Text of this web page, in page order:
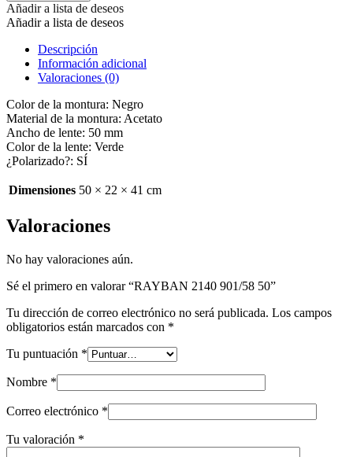
Añadir a lista de deseos
Añadir a lista de deseos
Descripción
Información adicional
Valoraciones (0)
Color de la montura: Negro
Material de la montura: Acetato
Ancho de lente: 50 mm
Color de la lente: Verde
¿Polarizado?: SÍ
Dimensiones 50 × 22 × 41 cm
Valoraciones
No hay valoraciones aún.
Sé el primero en valorar “RAYBAN 2140 901/58 50”
Tu dirección de correo electrónico no será publicada. Los campos
obligatorios están marcados con *
Tu puntuación *
Nombre *
Correo electrónico *
Tu valoración *